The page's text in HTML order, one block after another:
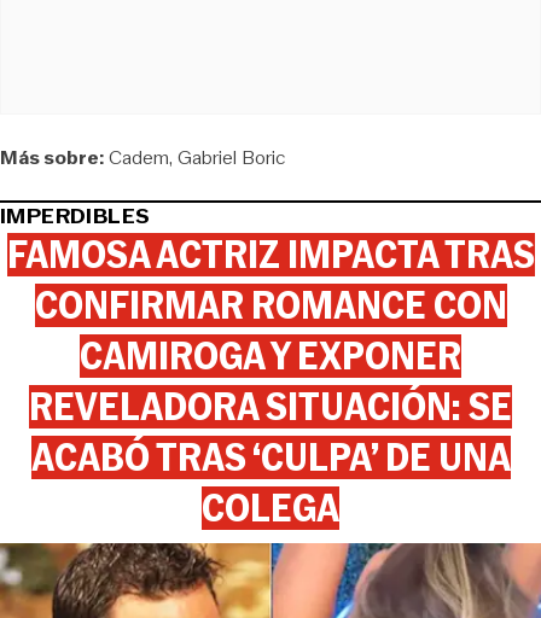
Más sobre:Cadem Gabriel Boric
IMPERDIBLES
FAMOSA ACTRIZ IMPACTA TRAS
CONFIRMAR ROMANCE CON
CAMIROGA Y EXPONER
REVELADORA SITUACIÓN: SE
ACABÓ TRAS ‘CULPA’ DE UNA
COLEGA